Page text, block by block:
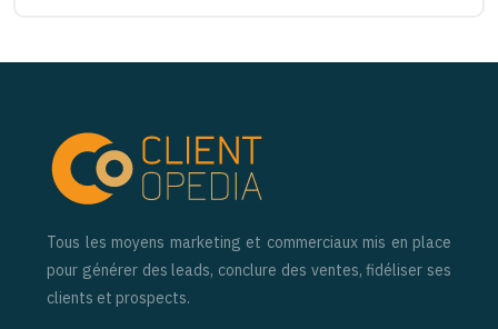
Tous les moyens marketing et commerciaux mis en place
pour générer des leads, conclure des ventes, fidéliser ses
clients et prospects.